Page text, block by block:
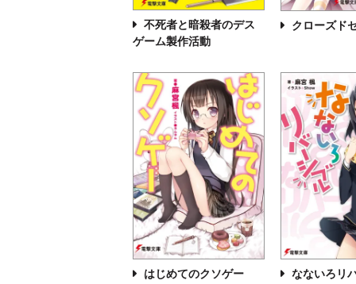
不死者と暗殺者のデス
ゲーム製作活動
クローズド
はじめてのクソゲー なないろリ